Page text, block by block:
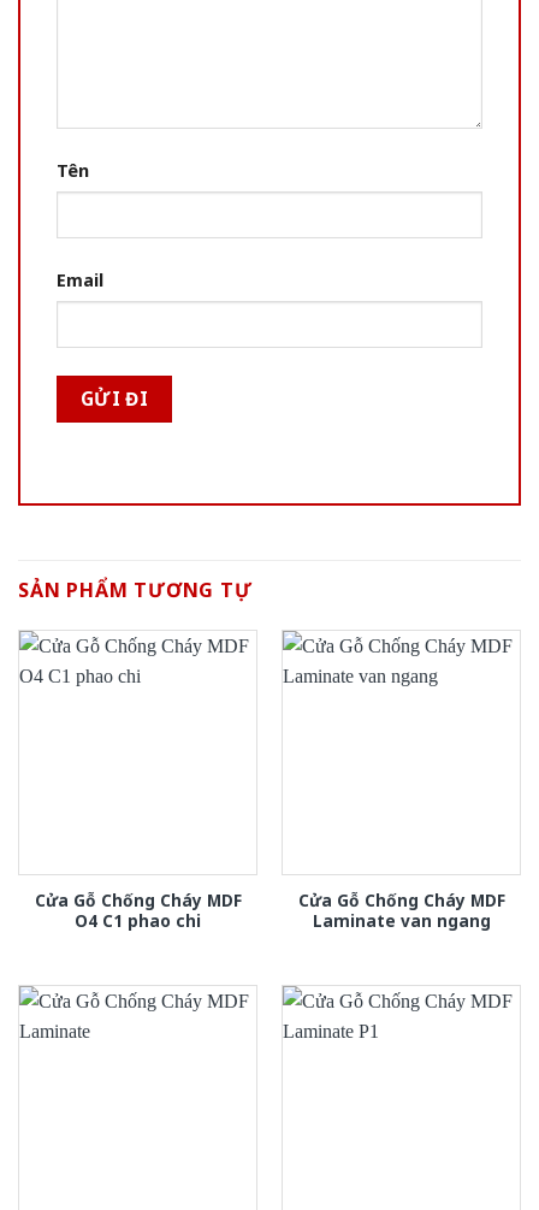
Tên
Email
SẢN PHẨM TƯƠNG TỰ
Cửa Gỗ Chống Cháy MDF
O4 C1 phao chi
Cửa Gỗ Chống Cháy MDF
Laminate van ngang